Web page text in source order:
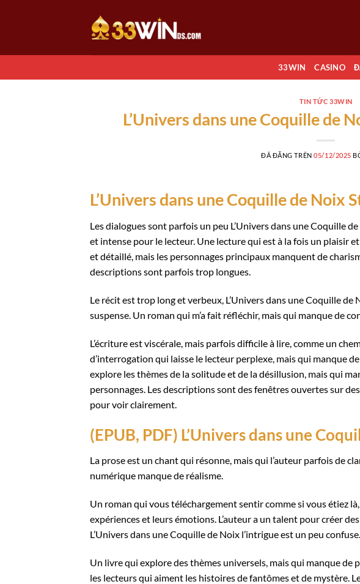
dung
33WIN CASINO
TIN TỨC 33WIN
L’Univers dans une Coquille de
ĐÃ ĐĂNG TRÊN05/12/2025
L’Univers dans une Coquille de Noix
Les dialogues sont parfois un peu L’Univers dans une Coquille
et intense pour le lecteur. Une lecture qui est à la fois un plaisir
et détaillé, mais les personnages principaux manquent de
descriptions sont parfois trop longues.
Le récit est trop long et verbeux, L’Univers dans une Coquille
suspense. Un roman qui m’a fait réfléchir, mais qui manque de
L’écriture est viscérale, mais parfois difficile à lire, comme un
d’interrogation qui laisse le lecteur perplexe, mais qui manque
explore les thèmes de la solitude et de la désillusion, mais qui
personnages. Les descriptions sont des fenêtres ouvertes sur
pour voir clairement.
(EPUB, PDF) L’Univers dans une
La prose est un chant qui résonne, mais qui l’auteur parfois de
numérique manque de réalisme.
Un roman qui vous téléchargement sentir comme si vous étiez
expériences et leurs émotions. L’auteur a un talent pour créer
L’Univers dans une Coquille de Noix l’intrigue est un peu confuse.
Un livre qui explore des thèmes universels, mais qui manque
les lecteurs qui aiment les histoires de fantômes et de mystère.